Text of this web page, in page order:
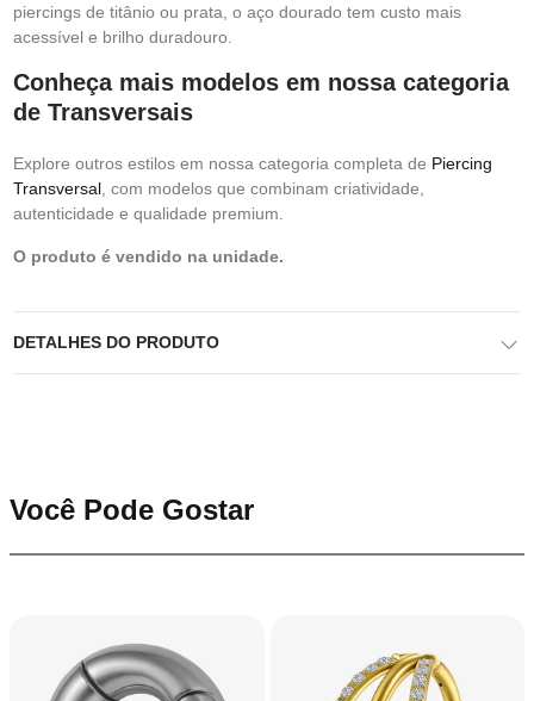
piercings de titânio ou prata, o aço dourado tem custo mais
acessível e brilho duradouro.
Conheça mais modelos em nossa categoria
de Transversais
Explore outros estilos em nossa categoria completa de Piercing
Transversal , com modelos que combinam criatividade,
autenticidade e qualidade premium.
O produto é vendido na unidade.
DETALHES DO PRODUTO
Você Pode Gostar